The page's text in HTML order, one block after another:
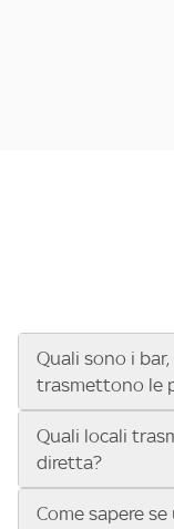
Quali sono i
trasmettono le
Se cerchi un bar,
vedere le partite di
UEFA Champions
Conference
Quali locali
diretta?
Vuoi sapere quali
Come sapere